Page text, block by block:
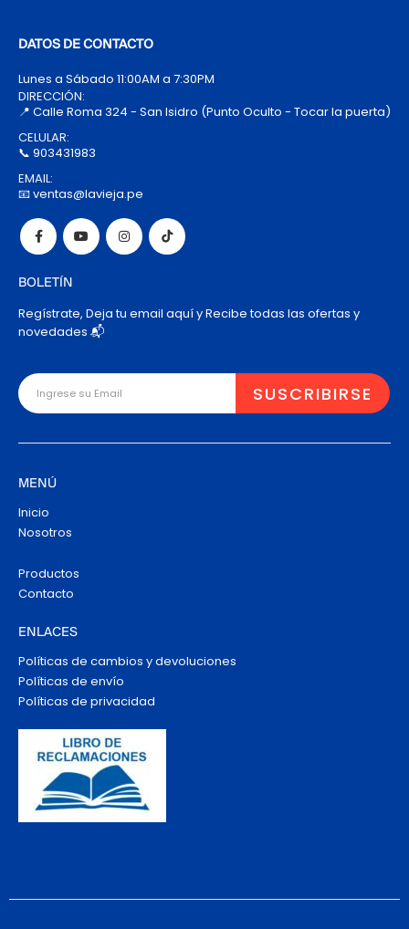
DATOS DE CONTACTO
Lunes a Sábado 11:00AM a 7:30PM
DIRECCIÓN:
📍 Calle Roma 324 - San Isidro (Punto Oculto - Tocar la puerta)
CELULAR:
📞 903431983
EMAIL:
📧 ventas@lavieja.pe
BOLETÍN
Regístrate, Deja tu email aquí y Recibe todas las ofertas y
novedades 📬
MENÚ
Inicio
Nosotros
Productos
Contacto
ENLACES
Políticas de cambios y devoluciones
Políticas de envío
Políticas de privacidad